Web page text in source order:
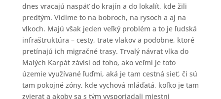
dnes vracajú naspäť do krajín a do lokalít, kde žili
predtým. Vidíme to na bobroch, na rysoch a aj na
vlkoch. Majú však jeden veľký problém a to je ľudská
infraštruktúra – cesty, trate vlakov a podobne, ktoré
pretínajú ich migračné trasy. Trvalý návrat vlka do
Malých Karpát závisí od toho, ako veľmi je toto
územie využívané ľuďmi, aká je tam cestná sieť, či sú
tam pokojné zóny, kde vychová mláďatá, koľko je tam
zvierat a akoby sa s tým vysporiadali miestni